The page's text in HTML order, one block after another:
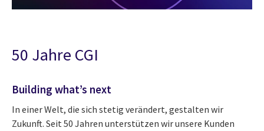
50 Jahre CGI
Building what’s next
In einer Welt, die sich stetig verändert, gestalten wir
Zukunft. Seit 50 Jahren unterstützen wir unsere Kunden